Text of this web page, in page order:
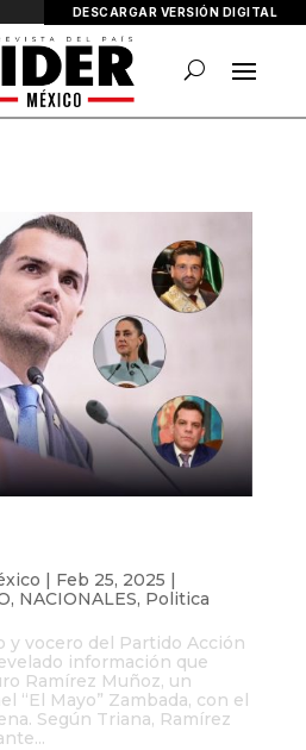
DESCARGAR VERSIÓN DIGITAL
| Feb 25, 2025 |
, NACIONALES, Politica
y vocero del Partido Acción
información que
Ramírez Muñoz, un
“El Mayo” Zambada, con el
Según Triana, Ramírez